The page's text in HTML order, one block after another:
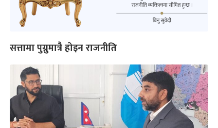
सत्तामा पुग्नुमात्रै होइन राजनीति